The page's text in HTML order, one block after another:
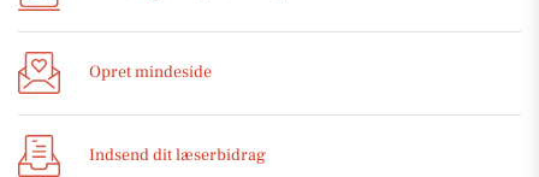
Opret mindeside
Indsend dit læserbidrag